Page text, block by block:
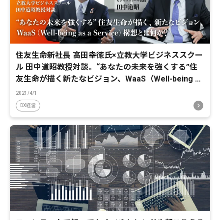
住友生命新社長 高田幸徳氏×立教大学ビジネススクー
ル 田中道昭教授対談。“あなたの未来を強くする”住
友生命が描く新たなビジョン、WaaS（Well-being as
a Service）構想とは何か？
2021/4/1
DX経営